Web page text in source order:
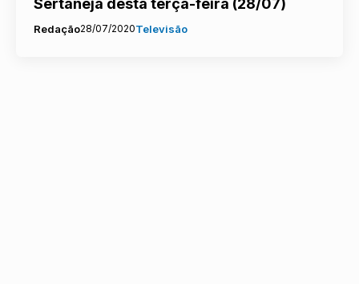
Sertaneja desta terça-feira (28/07)
Redação28/07/2020Televisão